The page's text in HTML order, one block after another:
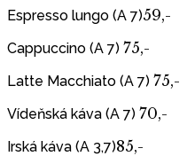
Espresso lungo (A 7)59,-
Cappuccino (A 7) 75,-
Latte Macchiato (A 7) 75,-
Vídeňská káva (A 7) 70,-
Irská káva (A 3,7)85,-